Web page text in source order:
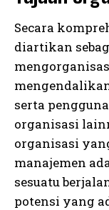
Secara
diartikan
serta
organisasi
organisasi
manajemen
sesuatu
potensi yang